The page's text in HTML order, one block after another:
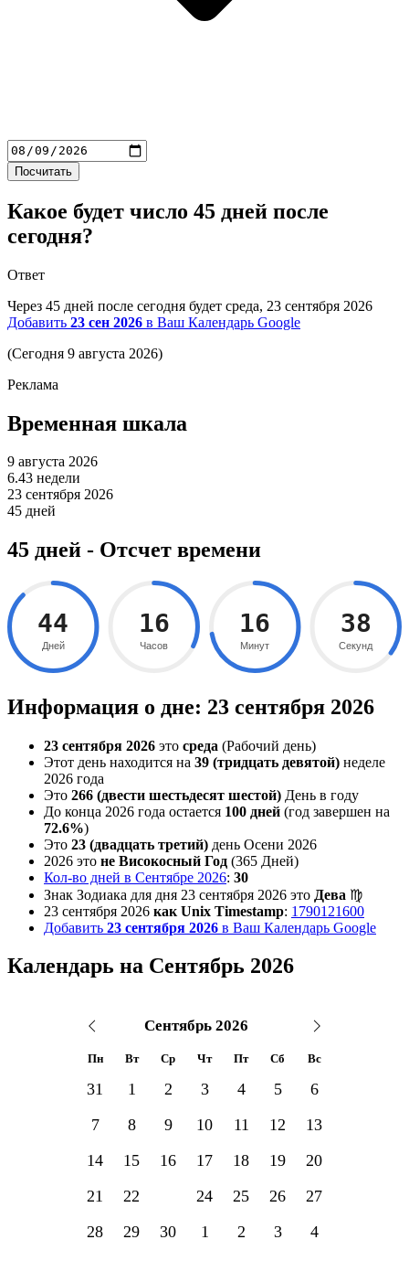
Посчитать
Какое будет число 45 дней после
сегодня?
Ответ
Через 45 дней после сегодня будет среда, 23 сентября 2026
Добавить 23 сен 2026 в Ваш Календарь Google
(Сегодня 9 августа 2026)
Временная шкала
9 августа 2026
6.43 недели
23 сентября 2026
45 дней
45 дней - Отсчет времени
44
Дней
16
Часов
16
Минут
37
Секунд
Информация о дне: 23 сентября 2026
23 сентября 2026 это среда (Рабочий день)
Этот день находится на 39 (тридцать девятой) неделе
2026 года
Это 266 (двести шестьдесят шестой) День в году
До конца 2026 года остается 100 дней (год завершен на
72.6%)
Это 23 (двадцать третий) день Осени 2026
2026 это не Високосный Год (365 Дней)
Кол-во дней в Сентябре 2026: 30
Знак Зодиака для дня 23 сентября 2026 это Дева ♍
23 сентября 2026 как Unix Timestamp: 1790121600
Добавить 23 сентября 2026 в Ваш Календарь Google
Календарь на Сентябрь 2026
Пн Вт Ср Чт Пт Сб Вс
31 1 2 3 4 5
6
7
8 9 10 11 12
13
14
15 16 17 18 19
20
21
22 24 25 26
27
28
29 30 1 2 3
4